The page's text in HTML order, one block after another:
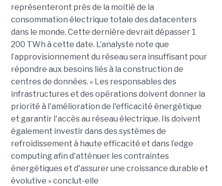
représenteront près de la moitié de la
consommation électrique totale des datacenters
dans le monde. Cette dernière devrait dépasser 1
200 TWh à cette date. L’analyste note que
l’approvisionnement du réseau sera insuffisant pour
répondre aux besoins liés à la construction de
centres de données. « Les responsables des
infrastructures et des opérations doivent donner la
priorité à l'amélioration de l'efficacité énergétique
et garantir l'accès au réseau électrique. Ils doivent
également investir dans des systèmes de
refroidissement à haute efficacité et dans l’edge
computing afin d'atténuer les contraintes
énergétiques et d'assurer une croissance durable et
évolutive » conclut-elle